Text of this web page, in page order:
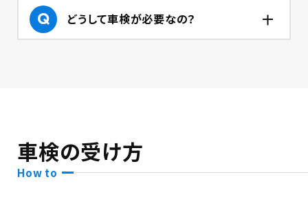
どうして車検が必要なの？
車検の受け方
How to